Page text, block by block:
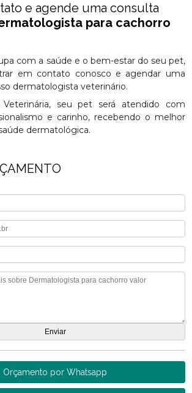
e agende uma consulta
para cachorro
com a saúde e o bem-estar do seu pet,
em contato conosco e agendar uma
dermatologista veterinário.
Veterinária, seu pet será atendido com
e carinho, recebendo o melhor
dermatológica.
Orçamento por Whatsapp